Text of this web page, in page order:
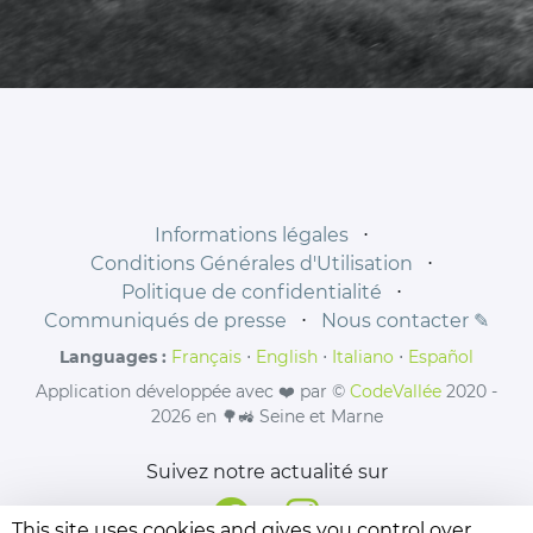
Informations légales
⋅
Conditions Générales d'Utilisation
⋅
Politique de confidentialité
⋅
Communiqués de presse
⋅ Nous contacter ✎
Languages : Français ⋅ English ⋅ Italiano ⋅ Español
Application développée avec ❤️ par © CodeVallée 2020 -
2026 en 🌳🚜 Seine et Marne
Suivez notre actualité sur